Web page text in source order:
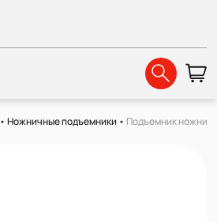
•Ножничные подъемники • Подъемник